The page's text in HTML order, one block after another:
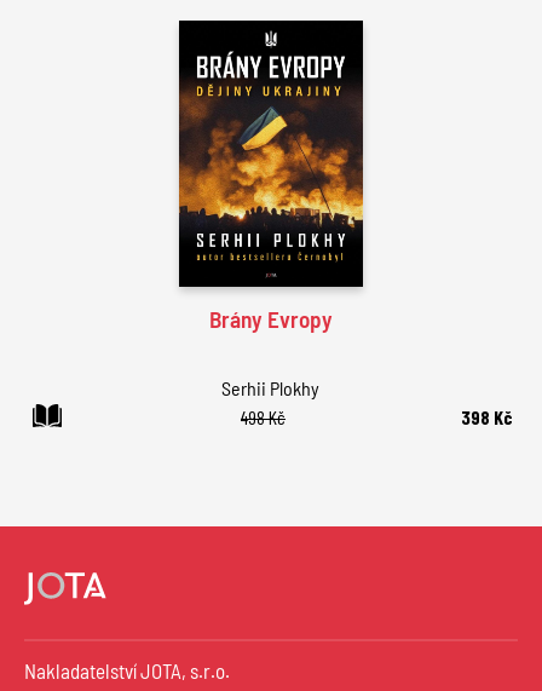
Brány Evropy
Serhii Plokhy
498 Kč
398 Kč
Nakladatelství JOTA, s.r.o.